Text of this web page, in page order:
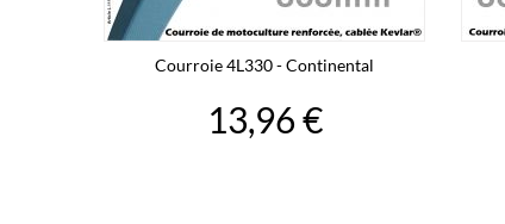
Courroie 4L330 - Continental
13,96 €